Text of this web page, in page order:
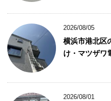
2026/08/05
横浜市港北区
け・マツザワ
2026/08/01